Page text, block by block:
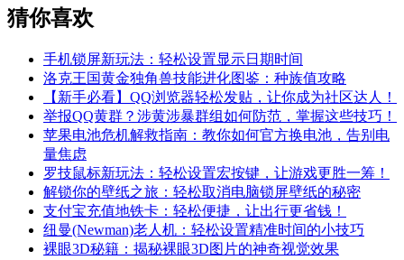
猜你喜欢
手机锁屏新玩法：轻松设置显示日期时间
洛克王国黄金独角兽技能进化图鉴：种族值攻略
【新手必看】QQ浏览器轻松发贴，让你成为社区达人！
举报QQ黄群？涉黄涉暴群组如何防范，掌握这些技巧！
苹果电池危机解救指南：教你如何官方换电池，告别电
量焦虑
罗技鼠标新玩法：轻松设置宏按键，让游戏更胜一筹！
解锁你的壁纸之旅：轻松取消电脑锁屏壁纸的秘密
支付宝充值地铁卡：轻松便捷，让出行更省钱！
纽曼(Newman)老人机：轻松设置精准时间的小技巧
裸眼3D秘籍：揭秘裸眼3D图片的神奇视觉效果